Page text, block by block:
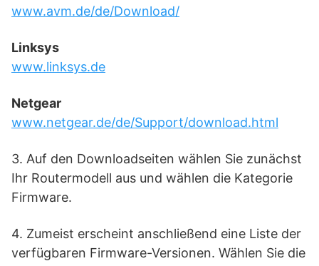
www.avm.de/de/Download/
Linksys
www.linksys.de
Netgear
www.netgear.de/de/Support/download.html
3. Auf den Downloadseiten wählen Sie zunächst
Ihr Routermodell aus und wählen die Kategorie
Firmware.
4. Zumeist erscheint anschließend eine Liste der
verfügbaren Firmware-Versionen. Wählen Sie die